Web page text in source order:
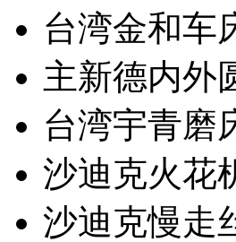
台湾金和车
主新德内外
台湾宇青磨
沙迪克火花
沙迪克慢走